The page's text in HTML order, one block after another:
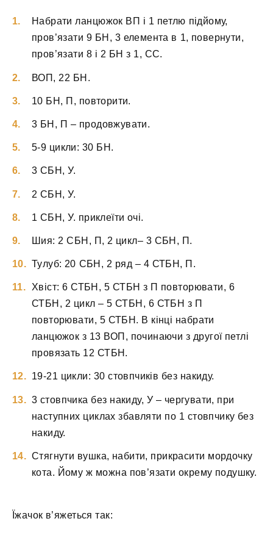
Набрати ланцюжок ВП і 1 петлю підйому,
пров’язати 9 БН, 3 елемента в 1, повернути,
пров’язати 8 і 2 БН з 1, СС.
ВОП, 22 БН.
10 БН, П, повторити.
3 БН, П – продовжувати.
5-9 цикли: 30 БН.
3 СБН, У.
2 СБН, У.
1 СБН, У. приклеїти очі.
Шия: 2 СБН, П, 2 цикл– 3 СБН, П.
Тулуб: 20 СБН, 2 ряд – 4 СТБН, П.
Хвіст: 6 СТБН, 5 СТБН з П повторювати, 6
СТБН, 2 цикл – 5 СТБН, 6 СТБН з П
повторювати, 5 СТБН. В кінці набрати
ланцюжок з 13 ВОП, починаючи з другої петлі
провязать 12 СТБН.
19-21 цикли: 30 стовпчиків без накиду.
3 стовпчика без накиду, У – чергувати, при
наступних циклах збавляти по 1 стовпчику без
накиду.
Стягнути вушка, набити, прикрасити мордочку
кота. Йому ж можна пов’язати окрему подушку.
Їжачок в’яжеться так: